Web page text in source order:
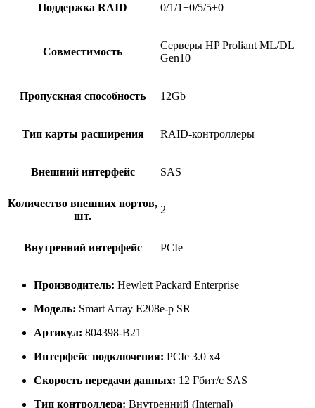
Поддержка RAID 0/1/1+0/5/5+0
Совместимость
Серверы HP Proliant ML/DL
Gen10
Пропускная способность 12Gb
Тип карты расширения RAID-контроллеры
Внешний интерфейс SAS
Количество внешних портов,
шт.
2
Внутренний интерфейс PCIe
Производитель: Hewlett Packard Enterprise
Модель: Smart Array E208e-p SR
Артикул: 804398-B21
Интерфейс подключения: PCIe 3.0 x4
Скорость передачи данных: 12 Гбит/с SAS
Тип контроллера: Внутренний (Internal)